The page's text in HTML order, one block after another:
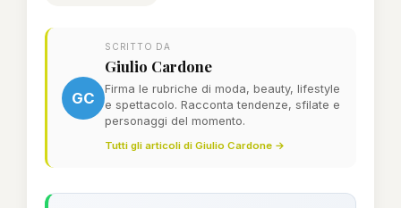
GC
SCRITTO DA
Giulio Cardone
Firma le rubriche di moda, beauty, lifestyle
e spettacolo. Racconta tendenze, sfilate e
personaggi del momento.
Tutti gli articoli di Giulio Cardone →